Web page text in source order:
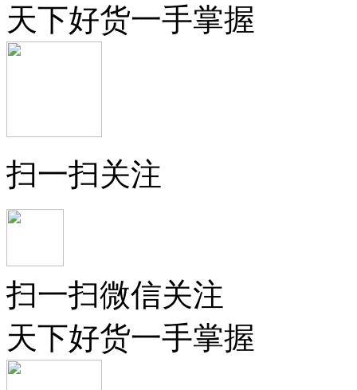
天下好货一手掌握
扫一扫关注
扫一扫微信关注
天下好货一手掌握